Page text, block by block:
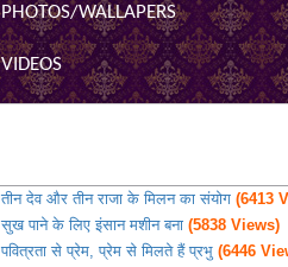
PHOTOS/WALLAPERS
VIDEOS
तीन देव और तीन राजा के मिलन का संयोग (6413
सुख पाने के लिए इंसान मशीन बना (5838 Views)
पवित्रता से प्रेम, प्रेम से मिलते हैं प्रभु (6446